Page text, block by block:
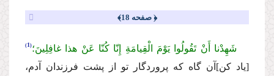
﴿ صفحه 18﴾
شَهِدْنا أَنْ تَقُولُوا یَوْمَ الْقِیامَةِ إِنّا كُنّا عَنْ هذا غافِلِینَ؛ 1
[یاد كن]آن گاه كه پروردگار تو از پشت فرزندان آدم،